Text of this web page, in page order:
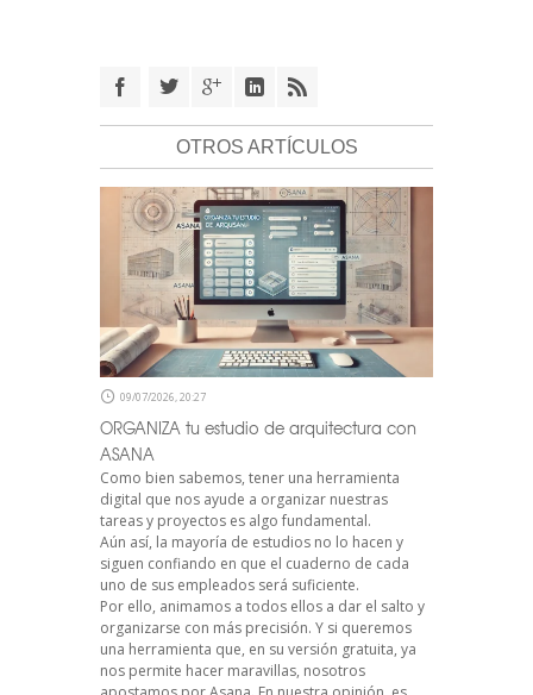
OTROS ARTÍCULOS
09/07/2026, 20:27
ORGANIZA tu estudio de arquitectura con
ASANA
Como bien sabemos, tener una herramienta
digital que nos ayude a organizar nuestras
tareas y proyectos es algo fundamental.
Aún así, la mayoría de estudios no lo hacen y
siguen confiando en que el cuaderno de cada
uno de sus empleados será suficiente.
Por ello, animamos a todos ellos a dar el salto y
organizarse con más precisión. Y si queremos
una herramienta que, en su versión gratuita, ya
nos permite hacer maravillas, nosotros